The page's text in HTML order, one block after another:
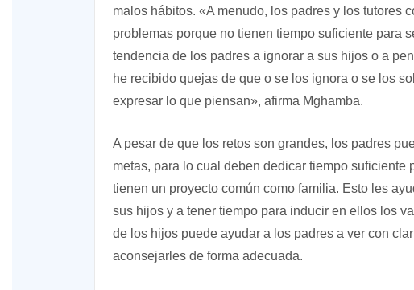
malos hábitos. «A menudo, los padres y los tutores
problemas porque no tienen tiempo suficiente para
tendencia de los padres a ignorar a sus hijos o a
he recibido quejas de que o se los ignora o se los
expresar lo que piensan», afirma Mghamba.
A pesar de que los retos son grandes, los padres
metas, para lo cual deben dedicar tiempo suficiente
tienen un proyecto común como familia. Esto les
sus hijos y a tener tiempo para inducir en ellos los
de los hijos puede ayudar a los padres a ver con
aconsejarles de forma adecuada.